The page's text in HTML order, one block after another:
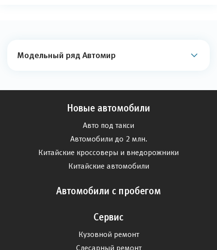
Модельный ряд Автомир
Новые автомобили
Авто под такси
Автомобили до 2 млн.
Китайские кроссоверы и внедорожники
Китайские автомобили
Автомобили с пробегом
Сервис
Кузовной ремонт
Слесарный ремонт